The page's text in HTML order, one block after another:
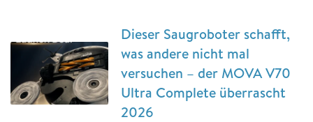
Dieser Saugroboter schafft,
was andere nicht mal
versuchen – der MOVA V70
Ultra Complete überrascht
2026